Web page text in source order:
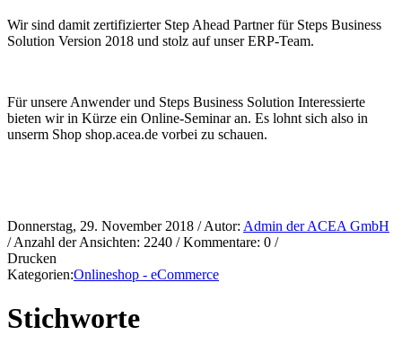
Wir sind damit zertifizierter Step Ahead Partner für Steps Business
Solution Version 2018 und stolz auf unser ERP-Team.
Für unsere Anwender und Steps Business Solution Interessierte
bieten wir in Kürze ein Online-Seminar an. Es lohnt sich also in
unserm Shop shop.acea.de vorbei zu schauen.
Donnerstag, 29. November 2018 / Autor: Admin der ACEA GmbH
/ Anzahl der Ansichten: 2240 / Kommentare: 0 /
Drucken
Kategorien:Onlineshop - eCommerce
Stichworte